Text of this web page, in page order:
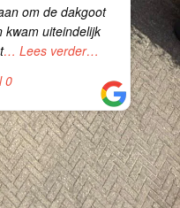
om de dakgoot
kwam uiteindelijk
… Lees verder…